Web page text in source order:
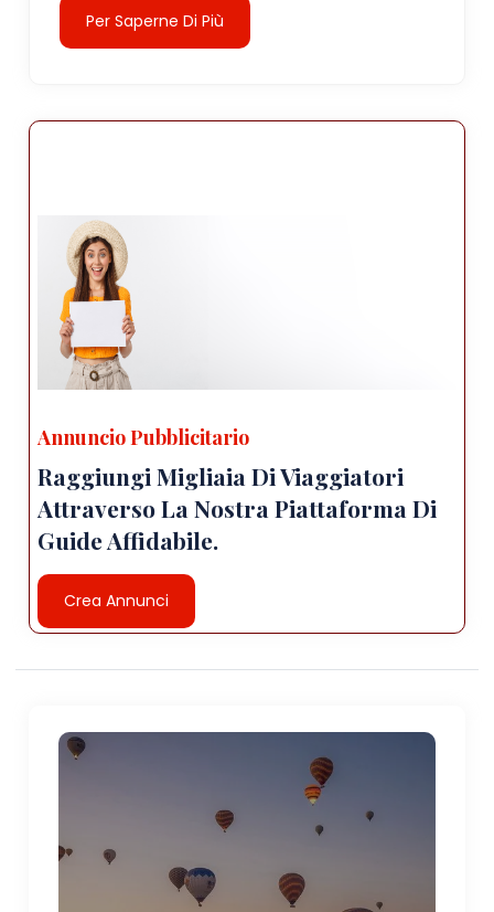
Per Saperne Di Più
Annuncio Pubblicitario
Raggiungi Migliaia Di Viaggiatori
Attraverso La Nostra Piattaforma Di
Guide Affidabile.
Crea Annunci